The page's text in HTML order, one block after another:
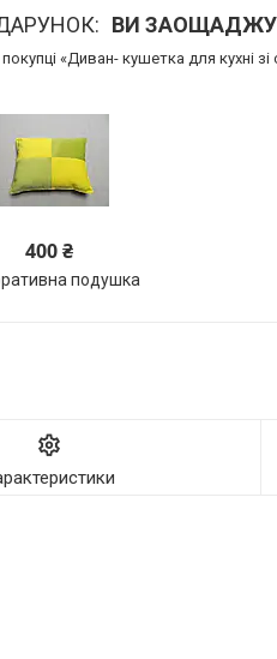
ВИ
«Диван- кушетка для кухні зі
400 ₴
подушка